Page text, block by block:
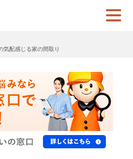
気配感じる家の間取り